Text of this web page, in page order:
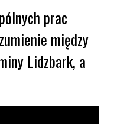
prac
między
Lidzbark, a